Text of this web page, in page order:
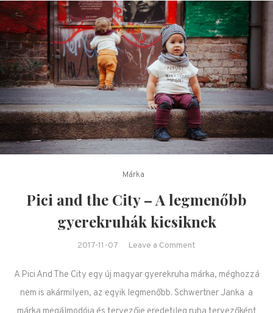
Márka
Pici and the City – A legmenőbb
gyerekruhák kicsiknek
2017-11-07 Leave a Comment
gyerekruhák
kicsiknek
A Pici And The City egy új magyar gyerekruha márka, méghozzá
nem is akármilyen, az egyik legmenőbb. Schwertner Janka a